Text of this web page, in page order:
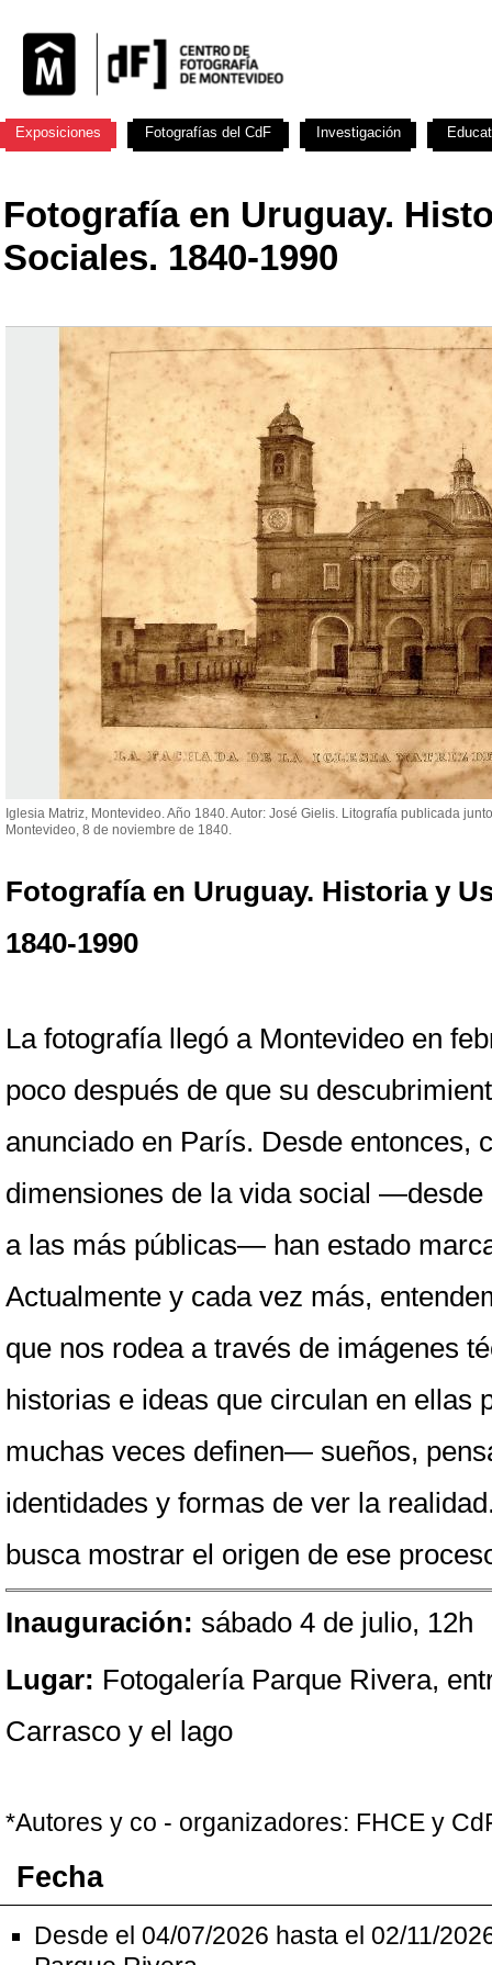
Fotografía en Uruguay.
Sociales. 1840-1990
Iglesia Matriz, Montevideo. Año 1840. Autor: José Gielis. Litografía publicada
Montevideo, 8 de noviembre de 1840.
Fotografía en Uruguay. Historia y
1840-1990
La fotografía llegó a Montevideo en
poco después de que su
anunciado en París. Desde entonces,
dimensiones de la vida social
a las más públicas— han estado
Actualmente y cada vez más,
que nos rodea a través de imágenes
historias e ideas que circulan en ellas
muchas veces definen— sueños,
identidades y formas de ver la
busca mostrar el origen de ese
Inauguración: sábado 4 de julio, 12h
Lugar: Fotogalería Parque Rivera,
Carrasco y el lago
*Autores y co - organizadores: FHCE y
Fecha
Desde el 04/07/2026 hasta el 02/11/
Exposiciones Fotografías del CdF Investigación